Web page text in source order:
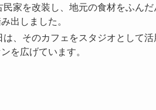
民家を改装し、地元の食材をふん
出しました。
は、そのカフェをスタジオとして
を広げています。